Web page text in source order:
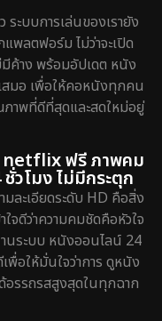
ะบบการเล่นของเรายัง
ลตฟอร์ม ไม่ว่าจะเปิด
ค้าง พร้อมอัปเดต หนัง
มอ เพื่อให้คอหนังทุกคน
าพที่ดีที่สุดและสดใหม่อยู่
ฟรี ภาพคม
วโมง ไม่มีกระตุก
ละเอียดระดับ HD คือสิ่ง
ใจดีว่าความคมชัดคือหัวใจ
ระบบ หนังออนไลน์ 24
พื่อให้มั่นใจว่าการ ดูหนัง
อรรถรสสูงสุดในทุกฉาก